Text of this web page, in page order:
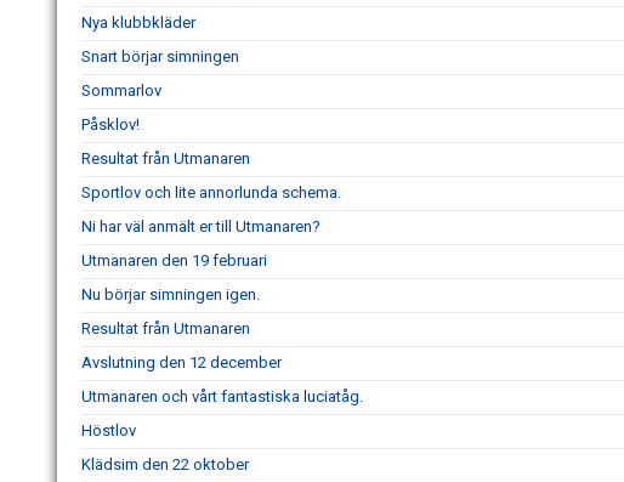
Nya klubbkläder
Snart börjar simningen
Sommarlov
Påsklov!
Resultat från Utmanaren
Sportlov och lite annorlunda schema.
Ni har väl anmält er till Utmanaren?
Utmanaren den 19 februari
Nu börjar simningen igen.
Resultat från Utmanaren
Avslutning den 12 december
Utmanaren och vårt fantastiska luciatåg.
Höstlov
Klädsim den 22 oktober